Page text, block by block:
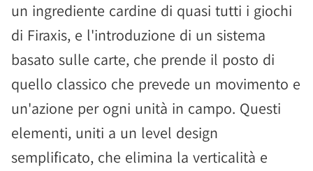
un ingrediente cardine di quasi tutti i giochi
di Firaxis, e l'introduzione di un sistema
basato sulle carte, che prende il posto di
quello classico che prevede un movimento e
un'azione per ogni unità in campo. Questi
elementi, uniti a un level design
semplificato, che elimina la verticalità e